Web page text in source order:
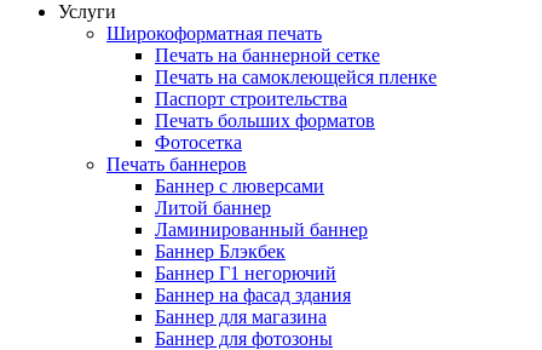
Услуги
Широкоформатная печать
Печать на баннерной сетке
Печать на самоклеющейся пленке
Паспорт строительства
Печать больших форматов
Фотосетка
Печать баннеров
Баннер с люверсами
Литой баннер
Ламинированный баннер
Баннер Блэкбек
Баннер Г1 негорючий
Баннер на фасад здания
Баннер для магазина
Баннер для фотозоны